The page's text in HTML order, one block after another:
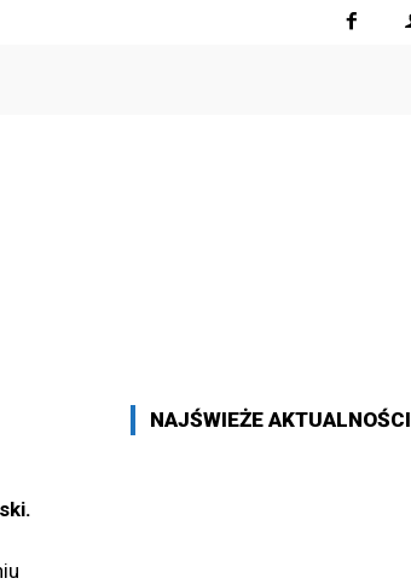
NAJŚWIEŻE AKTUALNOŚCI